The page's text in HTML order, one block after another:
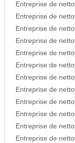
Entreprise de
Entreprise de
Entreprise de
Entreprise de
Entreprise de
Entreprise de
Entreprise de
Entreprise de
Entreprise de
Entreprise de
Entreprise de
Entreprise de